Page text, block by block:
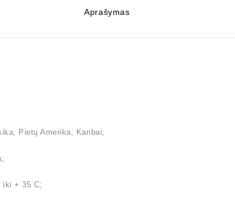
Aprašymas
Pietų Amerika, Karibai;
iki + 35 C;